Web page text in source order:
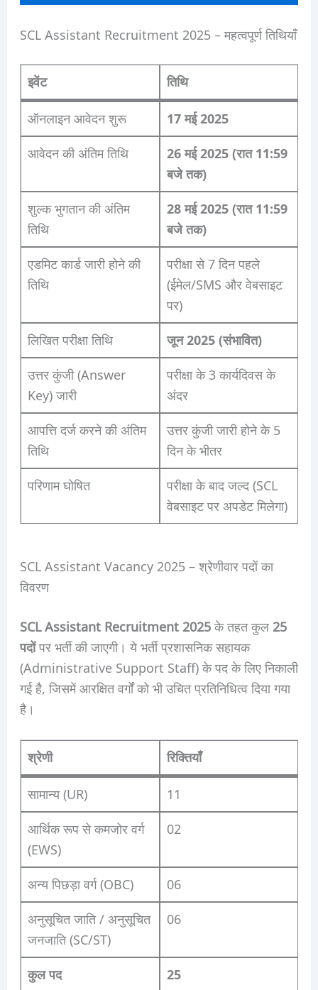
SCL Assistant Recruitment 2025 – महत्वपूर्ण तिथियाँ
इवेंट तिथि
ऑनलाइन आवेदन शुरू 17 मई 2025
आवेदन की अंतिम तिथि
26 मई 2025 (रात 11:59
बजे तक)
शुल्क भुगतान की अंतिम
तिथि
28 मई 2025 (रात 11:59
बजे तक)
एडमिट कार्ड जारी होने की
तिथि
परीक्षा से 7 दिन पहले
(ईमेल/SMS और वेबसाइट
पर)
लिखित परीक्षा तिथि जून 2025 (संभावित)
उत्तर कुंजी (Answer
Key) जारी
परीक्षा के 3 कार्यदिवस के
अंदर
आपत्ति दर्ज करने की अंतिम
तिथि
उत्तर कुंजी जारी होने के 5
दिन के भीतर
परिणाम घोषित
परीक्षा के बाद जल्द (SCL
वेबसाइट पर अपडेट मिलेगा)
SCL Assistant Vacancy 2025 – श्रेणीवार पदों का
विवरण
SCL Assistant Recruitment 2025के तहत कुल 25
पदोंपर भर्ती की जाएगी। ये भर्ती प्रशासनिक सहायक
(Administrative Support Staff) के पद के लिए निकाली
गई है, जिसमें आरक्षित वर्गों को भी उचित प्रतिनिधित्व दिया गया
है।
श्रेणी रिक्तियाँ
सामान्य (UR) 11
आर्थिक रूप से कमजोर वर्ग
(EWS)
02
अन्य पिछड़ा वर्ग (OBC) 06
अनुसूचित जाति / अनुसूचित
जनजाति (SC/ST)
06
कुल पद 25